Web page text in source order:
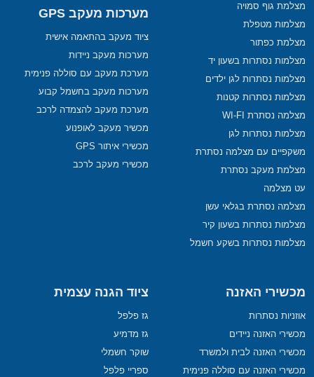
מצלמת גוף סמויה
מצלמות מטפלת
מצלמת כפתור
מצלמות נסתרות בשעון יד
מצלמות נסתרות לגן ילדים
מצלמות נסתרות קטנות
מצלמה נסתרת WI-FI
מצלמות נסתרות לגן
משקפיים עם מצלמה נסתרת
מצלמת מעקב נסתרת
עט מצלמה
מצלמה נסתרת בגלאי עשן
מצלמות נסתרות בשעון קיר
מצלמות נסתרות בשקע חשמל
מערכות מעקב GPS
ציוד מעקב בהתאמה אישית
מערכות מעקב ניידות
מערכת מעקב עם סוללה פנימית
מערכות מעקב בחשמל קבוע
מערכת מעקב להצמדה לרכב
מכשיר מעקב לאופנוע
מכשירי איתור GPS
מכשירי מעקב לרכב
מכשירי האזנה
אוזניות נסתרות
מכשירי האזנה ניידים
מכשירי האזנה לבית ולמשרד
מכשירי האזנה עם סוללה פנימית
ציוד הגנה עצמית
גז פלפל
גז מדמיע
שוקר חשמלי
ספריי פלפל